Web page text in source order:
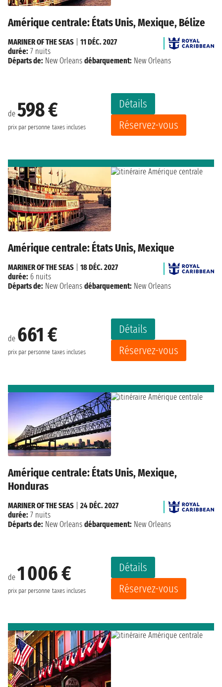
Amérique centrale: États Unis, Mexique, Bélize
de 598 €
prix par personne taxes incluses
Détails
Réservez-vous
MARINER OF THE SEAS
11 DÉC. 2027
durée: 7 nuits
Départs de: New Orleans débarquement: New Orleans
Amérique centrale: États Unis, Mexique
de 661 €
prix par personne taxes incluses
Détails
Réservez-vous
MARINER OF THE SEAS
18 DÉC. 2027
durée: 6 nuits
Départs de: New Orleans débarquement: New Orleans
Amérique centrale: États Unis, Mexique,
Honduras
de 1 006 €
prix par personne taxes incluses
Détails
Réservez-vous
MARINER OF THE SEAS
24 DÉC. 2027
durée: 7 nuits
Départs de: New Orleans débarquement: New Orleans